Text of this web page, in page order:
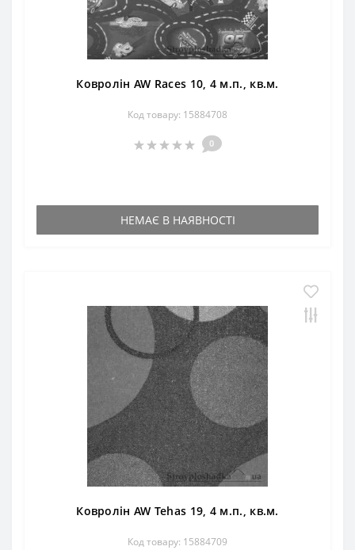
Ковролін AW Races 10, 4 м.п., кв.м.
Код товару: 15884708
0
НЕМАЄ В НАЯВНОСТІ
Ковролін AW Tehas 19, 4 м.п., кв.м.
Код товару: 15884709